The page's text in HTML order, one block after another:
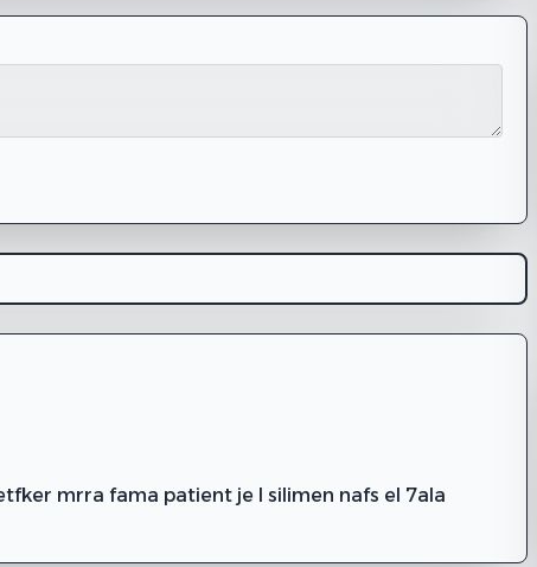
mrra fama patient je l silimen nafs el 7ala